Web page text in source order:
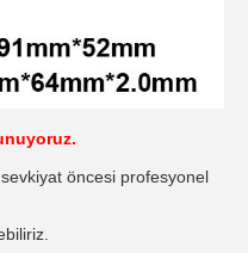
öncesi profesyonel